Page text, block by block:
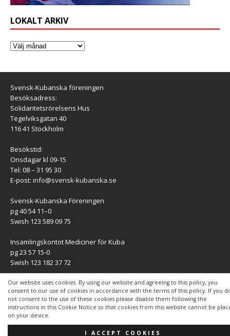
Our website uses cookies. By using our website and agreeing to this policy, you
consent to our use of cookies in accordance with the terms of this policy. If you
not consent to the use of these cookies please disable them following the
instructions in this Cookie Notice so that cookies from this website cannot be
on your device.
I ACCEPT COOKIES
LOKALT ARKIV
Svensk-Kubanska föreningen
Besöksadress:
Solidaritetsrörelsens Hus
Tegelviksgatan 40
116 41 Stockholm
Besökstid:
Onsdagar kl 09-15
Tel: 08 – 31 95 30
E-post: info@svensk-kubanska.se
Svensk-Kubanska Föreningen
pg 40 54 11–0
Swish 123 589 09 75
Insamlingskontot Mediciner för Kuba
pg 23 57 15-0
Swish 123 182 37 72
KONTAKT
Kontaktuppgifter